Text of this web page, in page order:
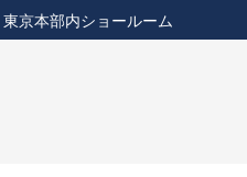
東京本部内ショールーム